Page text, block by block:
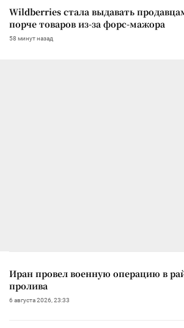
Wildberries стала выдавать
порче товаров из-за форс-мажора
58 минут назад
Иран провел военную операцию в
пролива
6 августа 2026, 23:33